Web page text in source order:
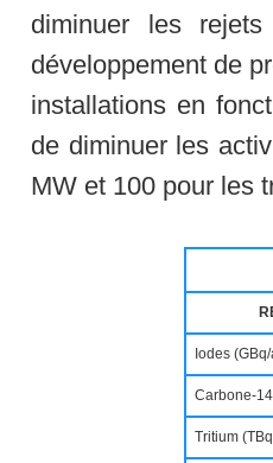
diminuer les
développement de
installations en
de diminuer les
MW et 100 pour les
Iodes
Carbone-
Tritium